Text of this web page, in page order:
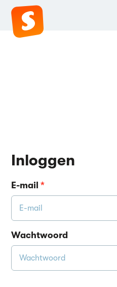
Inloggen
E-mail*
Wachtwoord